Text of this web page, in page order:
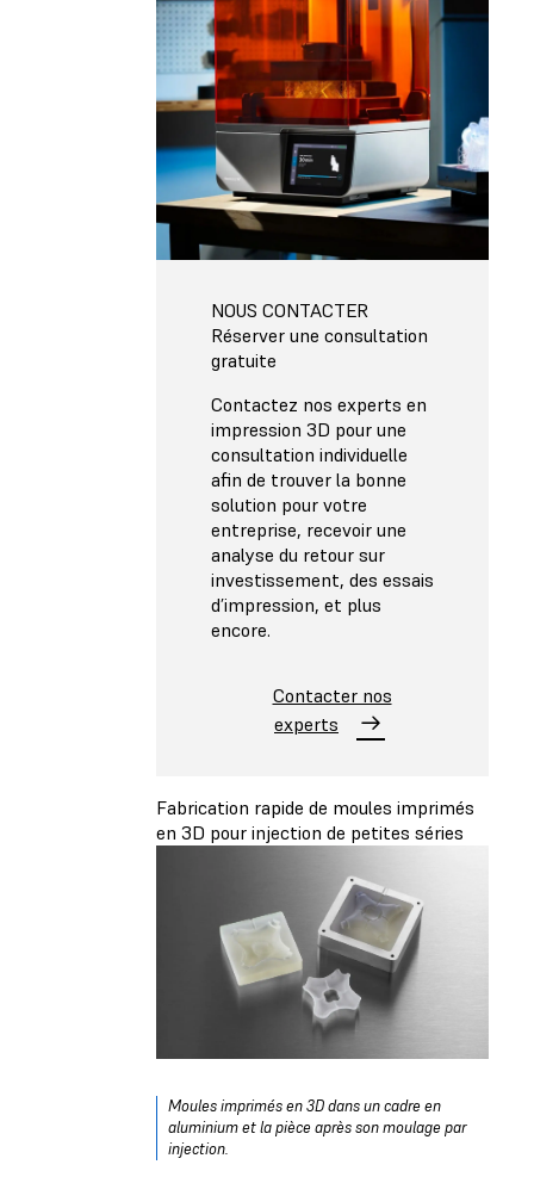
NOUS CONTACTER
Réserver une consultation
gratuite
Contactez nos experts en
impression 3D pour une
consultation individuelle
afin de trouver la bonne
solution pour votre
entreprise, recevoir une
analyse du retour sur
investissement, des essais
d’impression, et plus
encore.
Contacter nos
experts
Fabrication rapide de moules imprimés
en 3D pour injection de petites séries
Moules imprimés en 3D dans un cadre en
aluminium et la pièce après son moulage par
injection.